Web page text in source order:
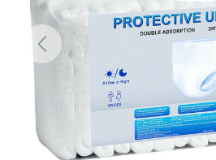
Previous